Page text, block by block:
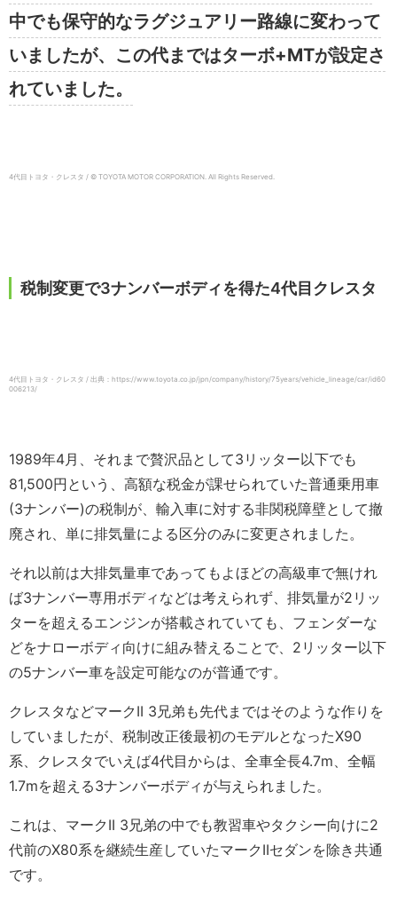
中でも保守的なラグジュアリー路線に変わって
いましたが、この代まではターボ+MTが設定さ
れていました。
4代目トヨタ・クレスタ / © TOYOTA MOTOR CORPORATION. All Rights Reserved.
税制変更で3ナンバーボディを得た4代目クレスタ
4代目トヨタ・クレスタ / 出典：https://www.toyota.co.jp/jpn/company/history/75years/vehicle_lineage/car/id60
006213/
1989年4月、それまで贅沢品として3リッター以下でも
81,500円という、高額な税金が課せられていた普通乗用車
(3ナンバー)の税制が、輸入車に対する非関税障壁として撤
廃され、単に排気量による区分のみに変更されました。
それ以前は大排気量車であってもよほどの高級車で無けれ
ば3ナンバー専用ボディなどは考えられず、排気量が2リッ
ターを超えるエンジンが搭載されていても、フェンダーな
どをナローボディ向けに組み替えることで、2リッター以下
の5ナンバー車を設定可能なのが普通です。
クレスタなどマークII 3兄弟も先代まではそのような作りを
していましたが、税制改正後最初のモデルとなったX90
系、クレスタでいえば4代目からは、全車全長4.7m、全幅
1.7mを超える3ナンバーボディが与えられました。
これは、マークII 3兄弟の中でも教習車やタクシー向けに2
代前のX80系を継続生産していたマークIIセダンを除き共通
です。